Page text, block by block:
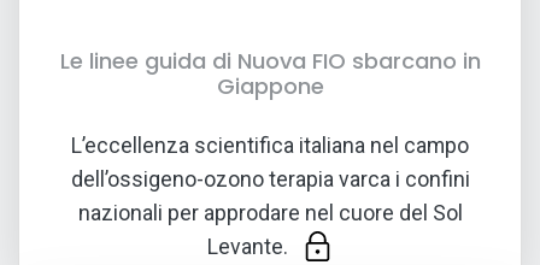
Le linee guida di Nuova FIO sbarcano in
Giappone
L’eccellenza scientifica italiana nel campo
dell’ossigeno-ozono terapia varca i confini
nazionali per approdare nel cuore del Sol
Levante.